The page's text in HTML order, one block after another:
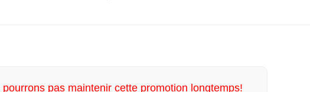
pas maintenir cette promotion longtemps!